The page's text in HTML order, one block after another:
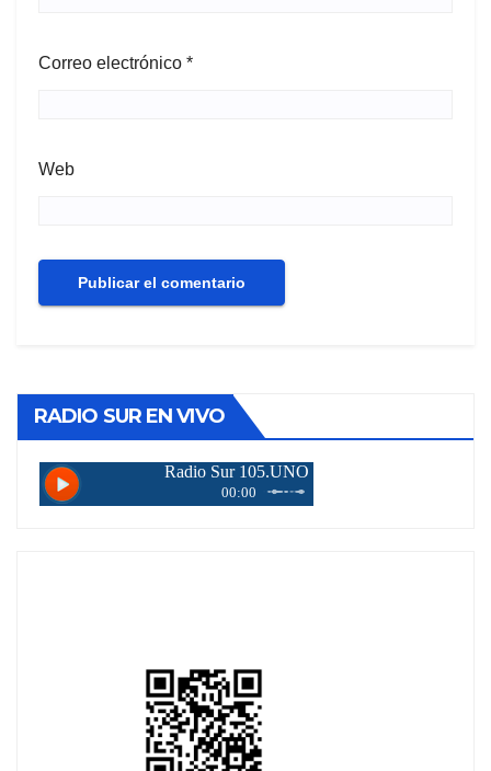
Correo electrónico *
Web
RADIO SUR EN VIVO